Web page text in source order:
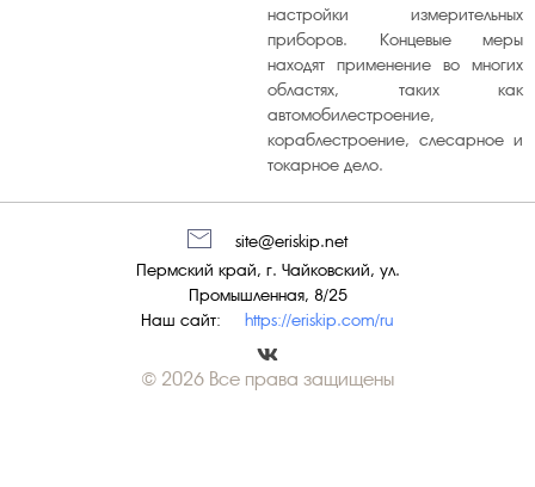
настройки измерительных
приборов. Концевые меры
находят применение во многих
областях, таких как
автомобилестроение,
кораблестроение, слесарное и
токарное дело.
Наш сайт: https://eriskip.com/ru
Пермский край, г. Чайковский, ул.
Промышленная, 8/25
site@eriskip.net
© 2026 Все права защищены